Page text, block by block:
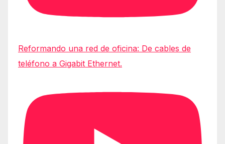
Reformando una red de oficina: De cables de
teléfono a Gigabit Ethernet.